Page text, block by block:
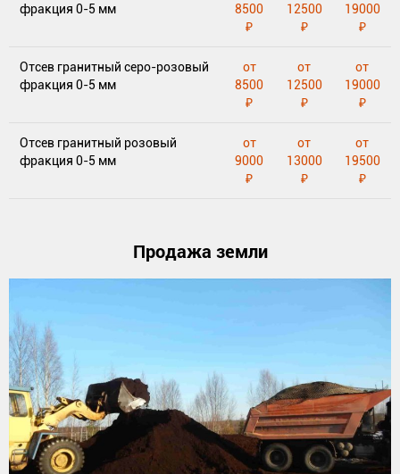
фракция 0-5 мм
8500
₽
12500
₽
19000
₽
Отсев гранитный серо-розовый
фракция 0-5 мм
от
8500
₽
от
12500
₽
от
19000
₽
Отсев гранитный розовый
фракция 0-5 мм
от
9000
₽
от
13000
₽
от
19500
₽
Продажа земли